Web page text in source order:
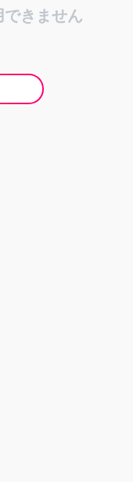
きません